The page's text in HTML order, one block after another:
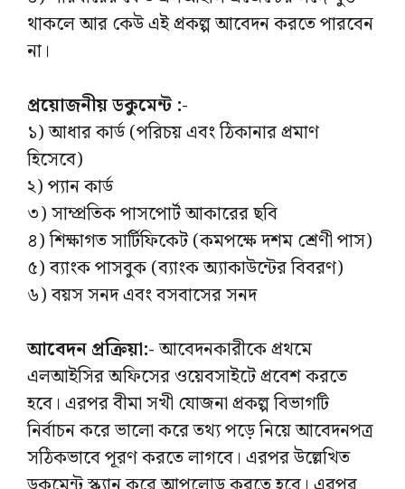
থাকলে আর কেউ এই প্রকল্প আবেদন করতে পারবেন
না।
প্রয়োজনীয় ডকুমেন্ট :-
১) আধার কার্ড (পরিচয় এবং ঠিকানার প্রমাণ
হিসেবে)
২) প্যান কার্ড
৩) সাম্প্রতিক পাসপোর্ট আকারের ছবি
৪) শিক্ষাগত সার্টিফিকেট (কমপক্ষে দশম শ্রেণী পাস)
৫) ব্যাংক পাসবুক (ব্যাংক অ্যাকাউন্টের বিবরণ)
৬) বয়স সনদ এবং বসবাসের সনদ
আবেদন প্রক্রিয়া:-আবেদনকারীকে প্রথমে
এলআইসির অফিসের ওয়েবসাইটে প্রবেশ করতে
হবে। এরপর বীমা সখী যোজনা প্রকল্প বিভাগটি
নির্বাচন করে ভালো করে তথ্য পড়ে নিয়ে আবেদনপত্র
সঠিকভাবে পূরণ করতে লাগবে। এরপর উল্লেখিত